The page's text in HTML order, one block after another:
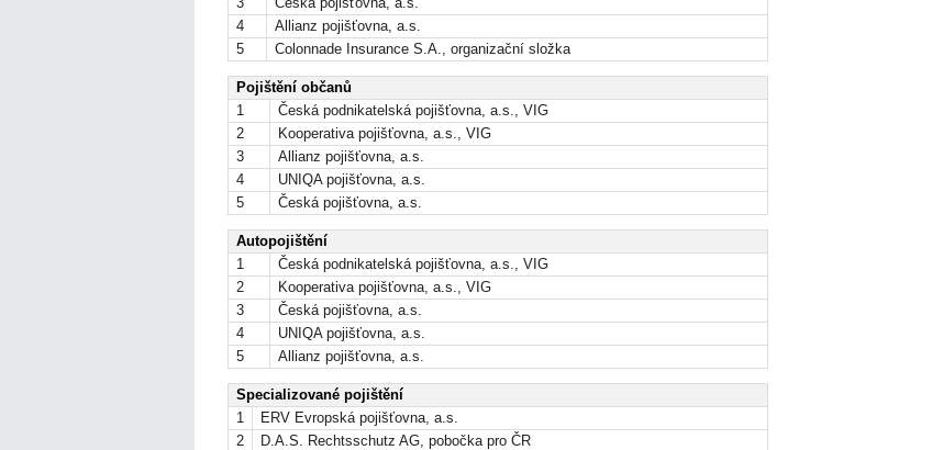
4
Allianz pojišťovna, a.s.
5
Colonnade Insurance S.A., organizační složka
Pojištění občanů
1
Česká podnikatelská pojišťovna, a.s., VIG
2
Kooperativa pojišťovna, a.s., VIG
3
Allianz pojišťovna, a.s.
4
UNIQA pojišťovna, a.s.
5
Česká pojišťovna, a.s.
Autopojištění
1
Česká podnikatelská pojišťovna, a.s., VIG
2
Kooperativa pojišťovna, a.s., VIG
3
Česká pojišťovna, a.s.
4
UNIQA pojišťovna, a.s.
5
Allianz pojišťovna, a.s.
Specializované pojištění
1
ERV Evropská pojišťovna, a.s.
2
D.A.S. Rechtsschutz AG, pobočka pro ČR